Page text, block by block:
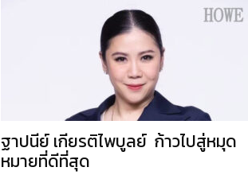
ฐาปนีย์ เกียรติไพบูลย์ ก้าวไปสู่หมุด
หมายที่ดีที่สุด